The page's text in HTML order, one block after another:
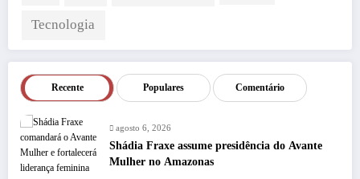
Tecnologia
Recente Populares Comentário
agosto 6, 2026
Shádia Fraxe assume presidência do Avante
Mulher no Amazonas